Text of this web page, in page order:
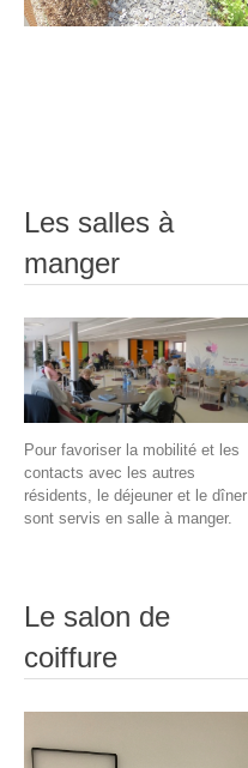
Les salles à
manger
Pour favoriser la mobilité et les
contacts avec les autres
résidents, le déjeuner et le dîner
sont servis en salle à manger.
Le salon de
coiffure